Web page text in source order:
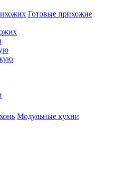
Готовые прихожие
Модульные кухни